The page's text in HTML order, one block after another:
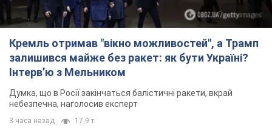
Кремль отримав "вікно можливостей", а Трамп
залишився майже без ракет: як бути Україні?
Інтерв’ю з Мельником
Думка, що в Росії закінчаться балістичні ракети, вкрай
небезпечна, наголосив експерт
3 часа назад 17,9 т.